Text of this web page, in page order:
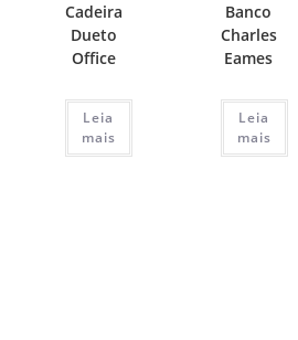
Cadeira
Dueto
Office
Leia
mais
Banco
Charles
Eames
Leia
mais